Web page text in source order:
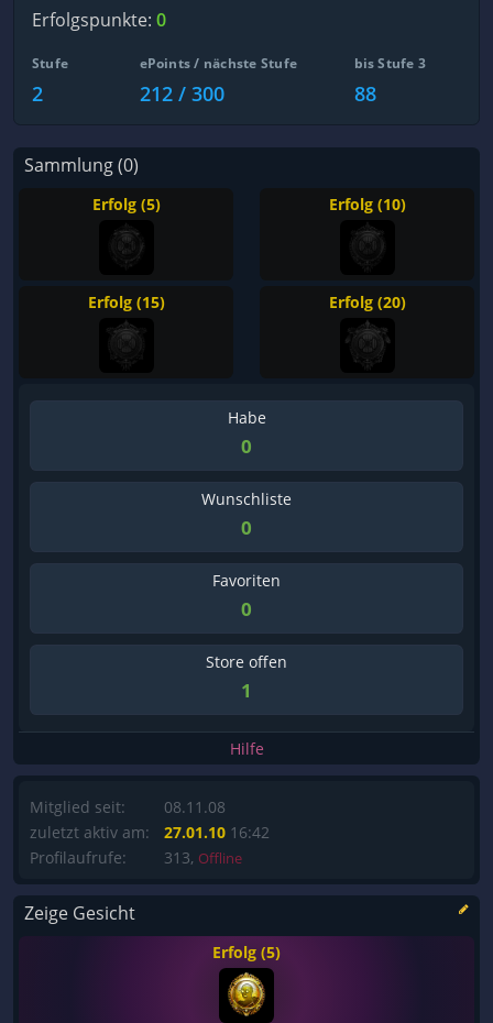
Erfolgspunkte: 0
Stufe
2
ePoints / nächste Stufe
212 / 300
bis Stufe 3
88
Sammlung (0)
Erfolg (5) Erfolg (10)
Erfolg (15) Erfolg (20)
Habe
0
Wunschliste
0
Favoriten
0
Store offen
1
Hilfe
Mitglied seit:
zuletzt aktiv am:
Profilaufrufe:
08.11.08
27.01.10 16:42
313, Offline
Zeige Gesicht
Erfolg (5)